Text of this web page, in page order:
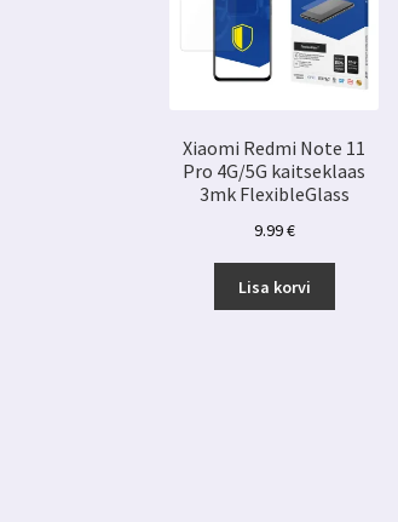
Xiaomi Redmi Note 11
Pro 4G/5G kaitseklaas
3mk FlexibleGlass
9.99€
Lisa korvi